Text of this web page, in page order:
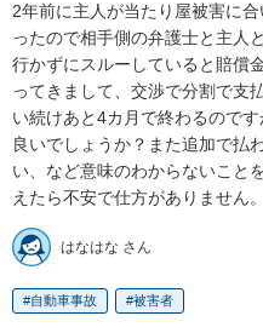
2年前に主人が当たり屋被害に
ったので相手側の弁護士と主人
行かずにスルーしていると賠償
ってきまして、交渉で分割で支
い続けあと4カ月で終わるので
良いでしょうか？また追加で払
い、など意味のわからないこと
えたら不安で仕方がありません。
はなはな さん
自動車事故 被害者